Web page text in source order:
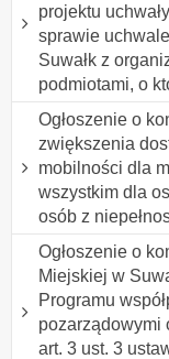
projektu
sprawie
Suwałk z
podmiotami, o
Ogłoszenie o
zwiększenia
mobilności dla
wszystkim dla
osób z
Ogłoszenie o
Miejskiej w
Programu
pozarządowymi
art. 3 ust. 3